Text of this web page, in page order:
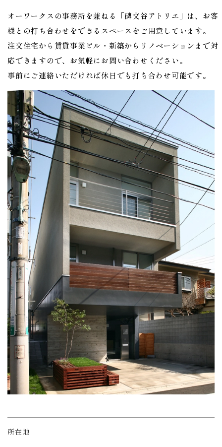
オーワークスの事務所を兼ねる「碑文谷アトリエ」は、お客
様との打ち合わせをできるスペースをご用意しています。
注文住宅から賃貸事業ビル・新築からリノベーションまで対
応できますので、お気軽にお問い合わせください。
事前にご連絡いただければ休日でも打ち合わせ可能です。
所在地